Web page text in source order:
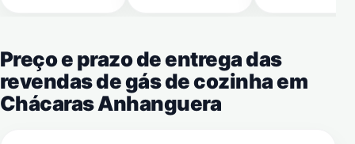
Preço e prazo de entrega das
revendas de gás de cozinha em
Chácaras Anhanguera